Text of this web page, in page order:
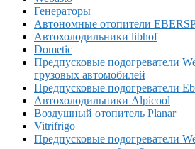
Генераторы
Автономные отопители
Автохолодильники libhof
Dometic
Предпусковые подогреватели
грузовых автомобилей
Предпусковые подогреватели
Автохолодильники Alpicool
Воздушный отопитель Planar
Vitrifrigo
Предпусковые подогреватели